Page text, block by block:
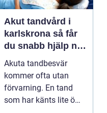
Akut tandvård i
karlskrona så får
du snabb hjälp när
tanden krisar
Akuta tandbesvär
kommer ofta utan
förvarning. En tand
som har känts lite öm